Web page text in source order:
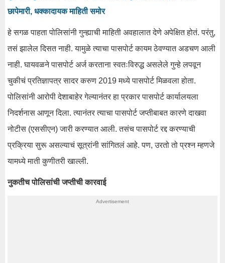
छापेमारी, धक्कादायक माहिती समोर
हे सगळ पाहता पोलिसांनी गुन्ह्याची माहिती अवहालात देणे अपेक्षित होतं. परंतु,
तसं झालेल दिसत नाही. यामुळे त्याचा पासपोर्ट कायम ठेवण्यात अडचण आली
नाही. घायवळने पासपोर्ट अर्ज करताना स्वतःविरुद्ध असलेले गुन्हे लपवून
चुकीचं प्रतिज्ञापत्र सादर करुण 2019 मध्ये पासपोर्ट मिळवला होता.
पोलिसांनी आरोपी देशाबाहेर गेल्यानंतर हा प्रकार पासपोर्ट कार्यालयला
निदर्शनास आणून दिला. त्यानंतर त्याचा पासपोर्ट जप्तीबाबत कारणे दाखवा
नोटीस (एससीएन) जारी करण्यात आली. तसंच पासपोर्ट रद्द करण्याची
प्रक्रिया सुरू असल्याचं सूत्रांनी सांगितलं आहे. पण, उरतो तो प्रश्न म्हणजे
यामध्ये माती कुणीतरी खाल्ली.
नुकतीच पोलिसांची जप्तीची कारवाई